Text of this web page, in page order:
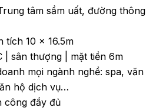
tâm sầm uất, đường thông
tích 10 x 16.5m
| sân thượng | mặt tiền 6m
mọi ngành nghề: spa, văn
hộ dịch vụ…
công đầy đủ